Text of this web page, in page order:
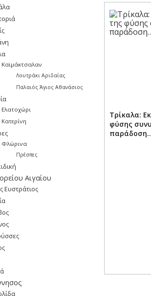
Καϊμάκτσαλαν
Λουτράκι Αριδαίας
Παλαιός Άγιος Αθανάσιος
Ελατοχώρι
Κατερίνη
Φλώρινα
Πρέσπες
Αιγαίου
Ευστράτιος
Τρίκαλα:
φύσης